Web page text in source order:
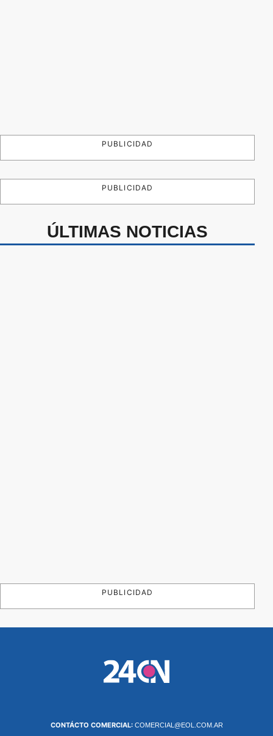
PUBLICIDAD
PUBLICIDAD
ÚLTIMAS NOTICIAS
PUBLICIDAD
CONTÁCTO COMERCIAL: COMERCIAL@EOL.COM.AR